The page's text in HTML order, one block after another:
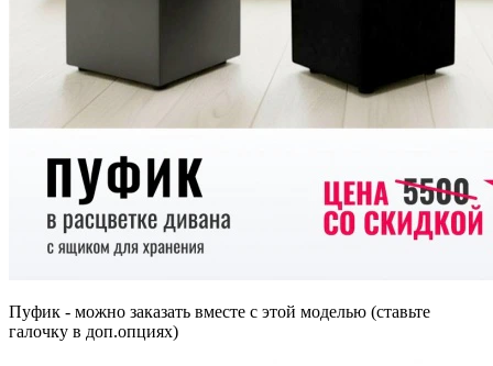
Пуфик - можно заказать вместе с этой моделью (ставьте
галочку в доп.опциях)